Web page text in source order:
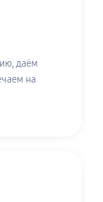
даём
на